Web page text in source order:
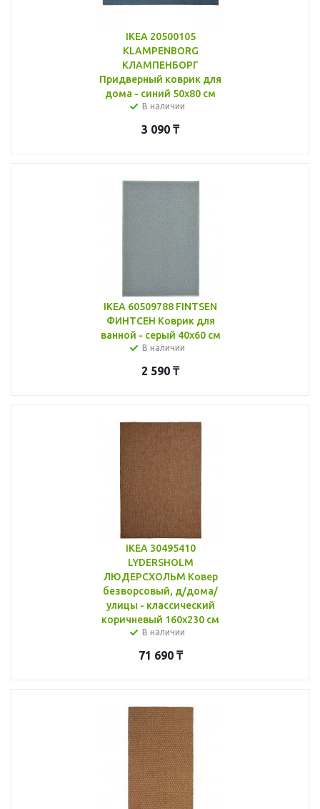
IKEA 20500105
KLAMPENBORG
КЛАМПЕНБОРГ
Придверный коврик для
дома - синий 50x80 см
В наличии
3 090 ₸
IKEA 60509788 FINTSEN
ФИНТСЕН Коврик для
ванной - серый 40x60 см
В наличии
2 590 ₸
IKEA 30495410
LYDERSHOLM
ЛЮДЕРСХОЛЬМ Ковер
безворсовый, д/дома/
улицы - классический
коричневый 160x230 см
В наличии
71 690₸